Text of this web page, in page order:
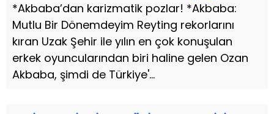
*Akbaba’dan karizmatik pozlar! *Akbaba:
Mutlu Bir Dönemdeyim Reyting rekorlarını
kıran Uzak Şehir ile yılın en çok konuşulan
erkek oyuncularından biri haline gelen Ozan
Akbaba, şimdi de Türkiye'...